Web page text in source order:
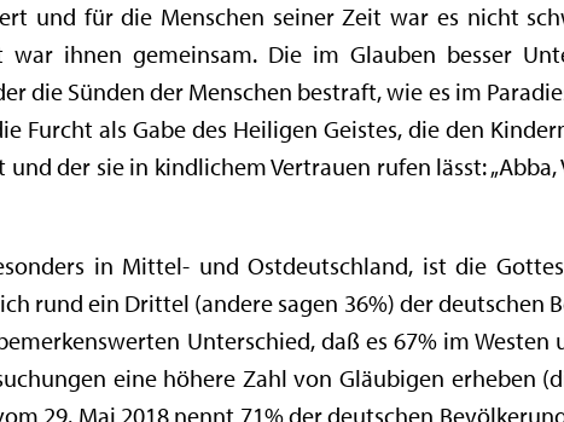
und für die Menschen seiner Zeit war es nicht
ihnen gemeinsam. Die im Glauben besser
die Sünden der Menschen bestraft, wie es im
Furcht als Gabe des Heiligen Geistes, die den
der sie in kindlichem Vertrauen rufen lässt: „Abba,
in Mittel- und Ostdeutschland, ist die
rund ein Drittel (andere sagen 36%) der deutschen
Unterschied, daß es 67% im Westen
eine höhere Zahl von Gläubigen erheben
29. Mai 2018 nennt 71% der deutschen